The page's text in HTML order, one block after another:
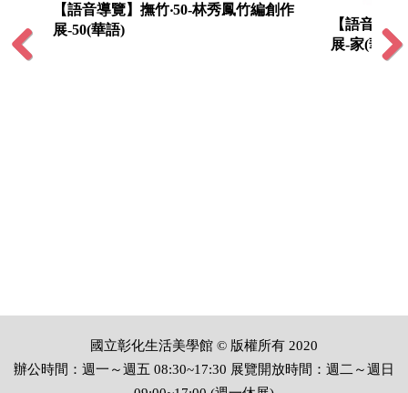
【語音導覽】撫竹‧50-林秀鳳竹編創作
展-50(華語)
【語音導
展-家(華語)
國立彰化生活美學館 © 版權所有 2020
辦公時間：週一～週五 08:30~17:30 展覽開放時間：週二～週日